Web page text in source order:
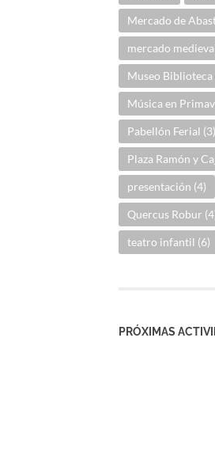
Mercado de
mercado
Museo Biblioteca
Música en
Pabellón Ferial (3)
Plaza Ramón y
presentación (4)
Quercus Robur
teatro infantil (6)
PRÓXIMAS